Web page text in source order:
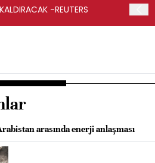
-REUTERS
arasında enerji anlaşması